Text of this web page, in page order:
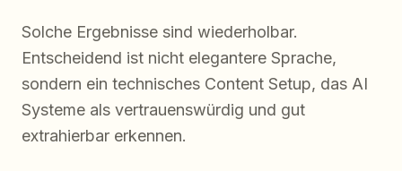
Solche Ergebnisse sind wiederholbar.
Entscheidend ist nicht elegantere Sprache,
sondern ein technisches Content Setup, das AI
Systeme als vertrauenswürdig und gut
extrahierbar erkennen.